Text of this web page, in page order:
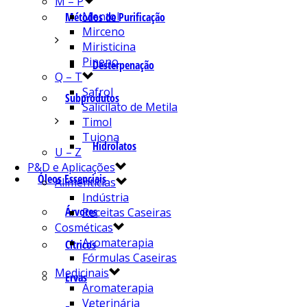
Métodos de Purificação
Desterpenação
Subprodutos
Hidrolatos
Óleos Essenciais
Árvores
Cítricos
Ervas
Mentol
Mirceno
Miristicina
Pineno
Q – T
Safrol
Salicilato de Metila
Timol
Tujona
U – Z
P&D e Aplicações
Alimentícias
Indústria
Receitas Caseiras
Cosméticas
Aromaterapia
Fórmulas Caseiras
Medicinais
Aromaterapia
Veterinária